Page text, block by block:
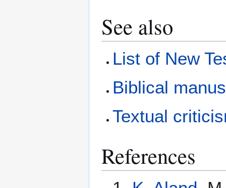
See also
List of New
Biblical
Textual
References